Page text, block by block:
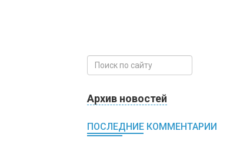
Архив новостей
ПОСЛЕДНИЕ КОММЕНТАРИИ